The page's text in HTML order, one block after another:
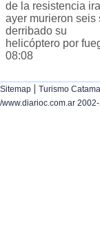
de la resistencia
ayer murieron seis
derribado su
helicóptero por
08:08
Sitemap | Turismo
/www.diarioc.com.ar